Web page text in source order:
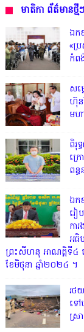
មាតិកា ព័ត៌មានថ្មីៗ
ឯក
«ប្
កំព
សម្
ហ៊ុន
មហ
ពិរុ
ក្រ
ពន្ធ
ឯក
រៀ
កា
អធិ
ព្រះសីហនុ អាណត្តិទី៤
ខែមិថុនា ឆ្នាំ២០២៤ ។
រថ
ទៅ
ស្រ